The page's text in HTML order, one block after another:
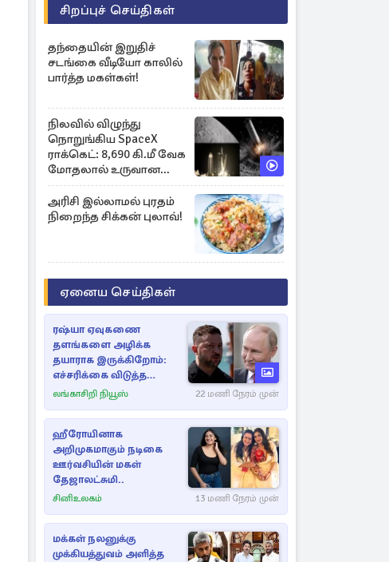
சிறப்புச் செய்திகள்
தந்தையின் இறுதிச்
சடங்கை வீடியோ காலில்
பார்த்த மகள்கள்!
நிலவில் விழுந்து
நொறுங்கிய SpaceX
ராக்கெட்: 8,690 கி.மீ வேக
மோதலால் உருவான
புதிய பள்ளம்!
அரிசி இல்லாமல் புரதம்
நிறைந்த சிக்கன் புலாவ்!
ஏனைய செய்திகள்
ரஷ்யா ஏவுகணை
தளங்களை அழிக்க
தயாராக இருக்கிறோம்:
எச்சரிக்கை விடுத்த
ஜெலென்ஸ்கி
லங்காசிறி நியூஸ் 22 மணி நேரம் முன்
ஹீரோயினாக
அறிமுகமாகும் நடிகை
ஊர்வசியின் மகள்
தேஜாலட்சுமி..
சினிஉலகம் 13 மணி நேரம் முன்
மக்கள் நலனுக்கு
முக்கியத்துவம் அளித்த